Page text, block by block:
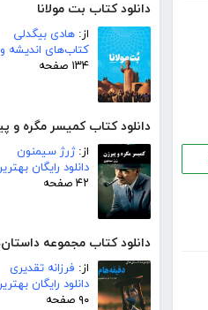
دانلود کتاب بت مولانا
از: هادی بیگدلی
کتاب‌های
۱۳۴ صفحه
دانلود کتاب کمیسر مگره و
از:ژرژ سیمنون
دانلود رایگان
۴۲ صفحه
دانلود کتاب مجموعه
از: فرزانه تقدیری
دانلود رایگان
۹۰ صفحه